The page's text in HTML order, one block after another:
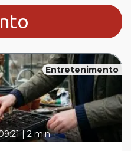
Entretenimento
|2 min